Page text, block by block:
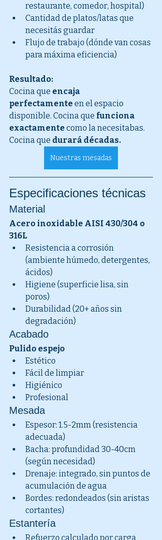
restaurante, comedor, hospital)
Cantidad de platos/latas que
necesitás guardar
Flujo de trabajo (dónde van cosas
para máxima eficiencia)
Resultado:
Cocina que encaja
perfectamente en el espacio
disponible. Cocina que funciona
exactamente como la necesitabas.
Cocina que durará décadas.
Nuestras mesadas
Especificaciones técnicas
Material
Acero inoxidable AISI 430/304 o
316L
Resistencia a corrosión
(ambiente húmedo, detergentes,
ácidos)
Higiene (superficie lisa, sin
poros)
Durabilidad (20+ años sin
degradación)
Acabado
Pulido espejo
Estético
Fácil de limpiar
Higiénico
Profesional
Mesada
Espesor: 1.5-2mm (resistencia
adecuada)
Bacha: profundidad 30-40cm
(según necesidad)
Drenaje: integrado, sin puntos de
acumulación de agua
Bordes: redondeados (sin aristas
cortantes)
Estantería
Refuerzo calculado por carga